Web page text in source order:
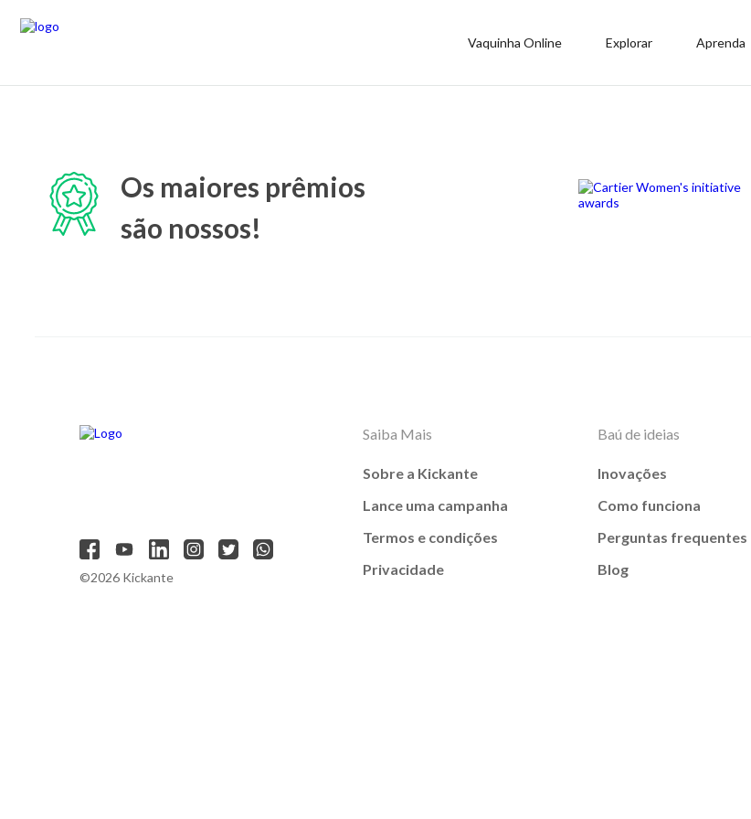
Vaquinha Online Explorar Aprenda
Os maiores prêmios
são nossos!
©2026 Kickante
Saiba Mais
Sobre a Kickante
Lance uma campanha
Termos e condições
Privacidade
Baú de ideias
Inovações
Como funciona
Perguntas frequentes
Blog